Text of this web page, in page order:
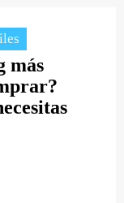
más